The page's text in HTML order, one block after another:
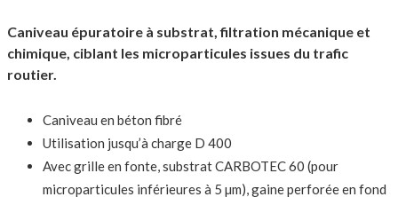
Caniveau épuratoire à substrat, filtration mécanique et
chimique, ciblant les microparticules issues du trafic
routier.
Caniveau en béton fibré
Utilisation jusqu’à charge D 400
Avec grille en fonte, substrat CARBOTEC 60 (pour
microparticules inférieures à 5 µm), gaine perforée en fond